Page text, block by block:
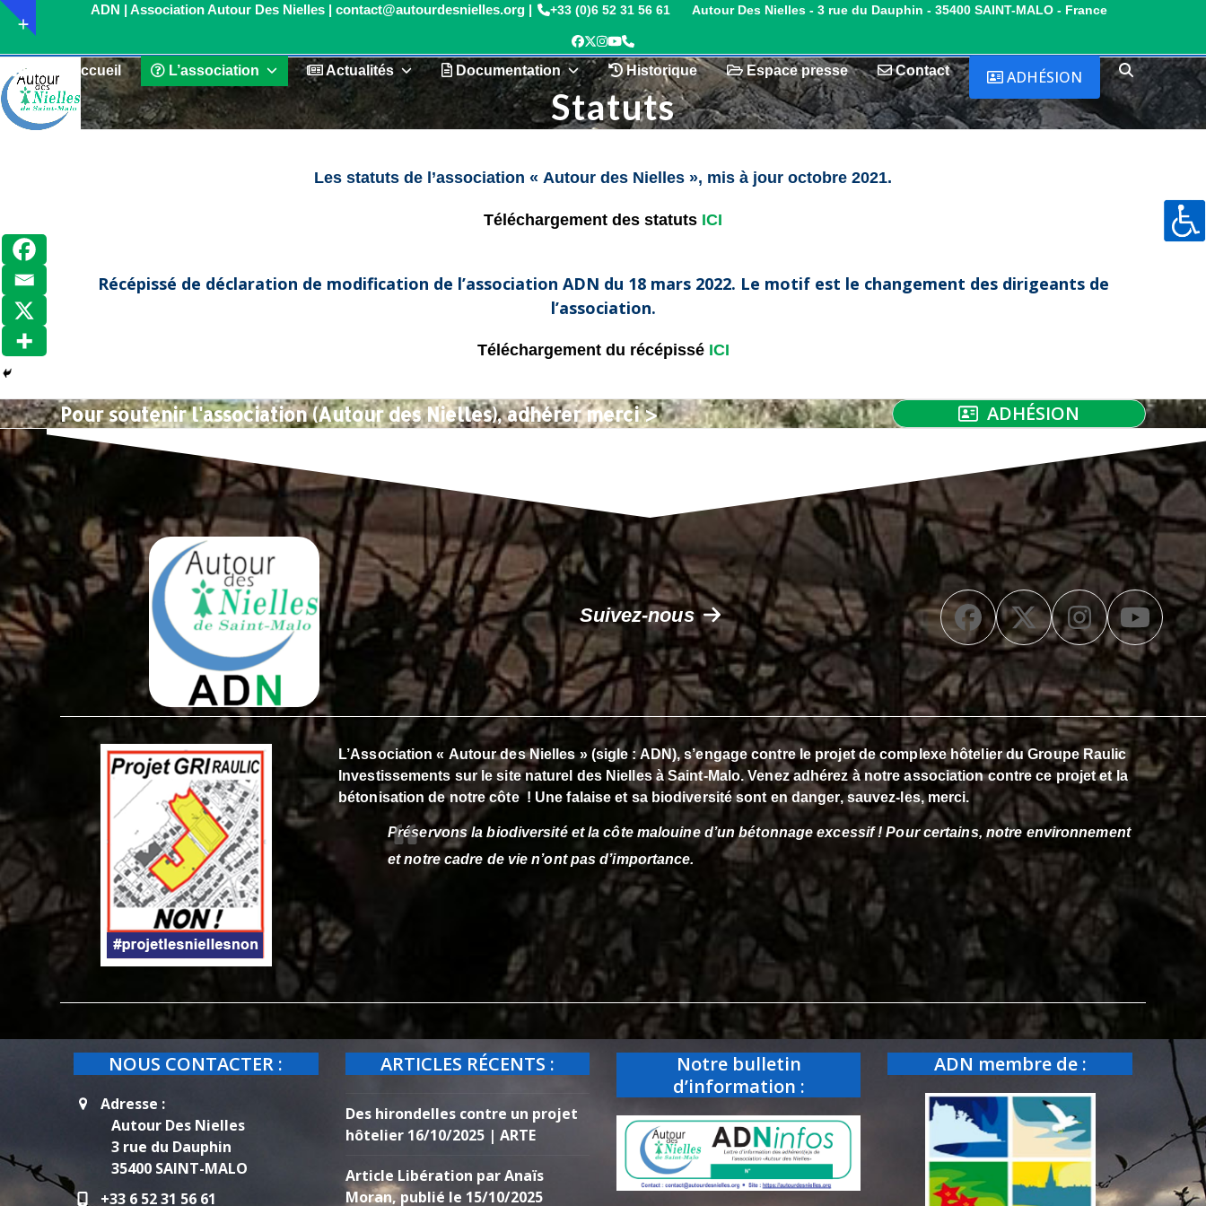
Skip
content
Show
notice
+33 (0)6 52 31 56 61 Autour Des Nielles - 3 rue du Dauphin - 35400 SAINT-MALO - France
Facebook
Twitter
Instagram
YouTube
Phone
Accueil L’association Actualités Documentation Historique Espace presse Contact ADHÉSION
Statuts
Les statuts de l’association « Autour des Nielles », mis à jour octobre 2021.
Téléchargement des statuts ICI
Récépissé de déclaration de modification de l’association ADN du 18 mars 2022. Le motif est le changement des dirigeants de
l’association.
Téléchargement du récépissé ICI
Pour soutenir l'association (Autour des Nielles), adhérer merci > ADHÉSION
Suivez-nous Facebook
Twitter
L’Association « Autour des Nielles » (sigle : ADN), s’engage contre le projet de complexe hôtelier du Groupe Raulic
Investissements sur le site naturel des Nielles à Saint-Malo. Venez adhérez à notre association contre ce projet et la
bétonisation de notre côte ! Une falaise et sa biodiversité sont en danger, sauvez-les, merci.
Préservons la biodiversité et la côte malouine d’un bétonnage excessif ! Pour certains, notre environnement
et notre cadre de vie n’ont pas d’importance.
NOUS CONTACTER :
Adresse :
Autour Des Nielles
3 rue du Dauphin
35400 SAINT-MALO
+33 6 52 31 56 61
ARTICLES RÉCENTS :
Des hirondelles contre un projet
hôtelier 16/10/2025 | ARTE
Article Libération par Anaïs
Moran, publié le 15/10/2025
Notre bulletin
d’information :
ADN membre de :